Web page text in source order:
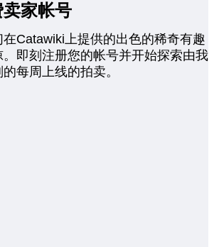
家帐号
Catawiki上提供的出色的稀奇有趣
即刻注册您的帐号并开始探索由我
每周上线的拍卖。